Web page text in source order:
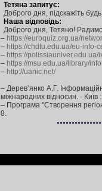
Тетяна запитує:
Доброго дня, підскажіть
Наша відповідь:
Доброго дня, Тетяно!
– https://euroquiz.org.ua/
– https://chdtu.edu.ua/eu-info-
– https://polissiauniver.edu.ua/
– https://msu.edu.ua/library/
– http://uanic.net/
– Дерев’янко А.Г.
міжнародних відносин. - Київ
– Програма "Створення
8.